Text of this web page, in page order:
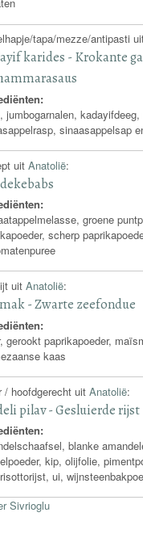
tapa/mezze/antipasti
karides - Krokante
jumbogarnalen,
sinaasappelsap
uitAnatolië:
groene
scherp
uitAnatolië:
- Zwarte zeefondue
gerookt paprikapoeder,
kaas
/ hoofdgerecht uitAnatolië:
pilav - Gesluierde rijst
blanke
kip, olijfolie,
ui,
Sivrioglu